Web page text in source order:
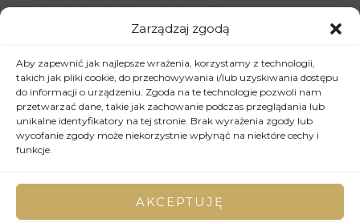
Zarządzaj zgodą
Aby zapewnić jak najlepsze wrażenia, korzystamy z technologii,
takich jak pliki cookie, do przechowywania i/lub uzyskiwania dostępu
do informacji o urządzeniu. Zgoda na te technologie pozwoli nam
przetwarzać dane, takie jak zachowanie podczas przeglądania lub
unikalne identyfikatory na tej stronie. Brak wyrażenia zgody lub
wycofanie zgody może niekorzystnie wpłynąć na niektóre cechy i
funkcje.
AKCEPTUJĘ
W obrazie dominują jasne i ciepłe kolory – słoneczne
żółcie, radosne błękity, świeże zielenie i energetyczne
Abstrakcyjne plamy i pociągnięcia akrylu nakładają się na
siebie, tworząc wrażenie ruchu i witalności. Ich
nieregularne kształty i swobodne rozmieszczenie
sugerują dynamikę miejskiego życia, pozbawionego
jednak chaosu i napięcia.
Elementy kolażu, wykonane z różnorodnych fragmentów
wprowadzają dodatkową warstwę wizualną i dotykową.
Widoczne są zarówno gładkie, jednolite powierzchnie, jak